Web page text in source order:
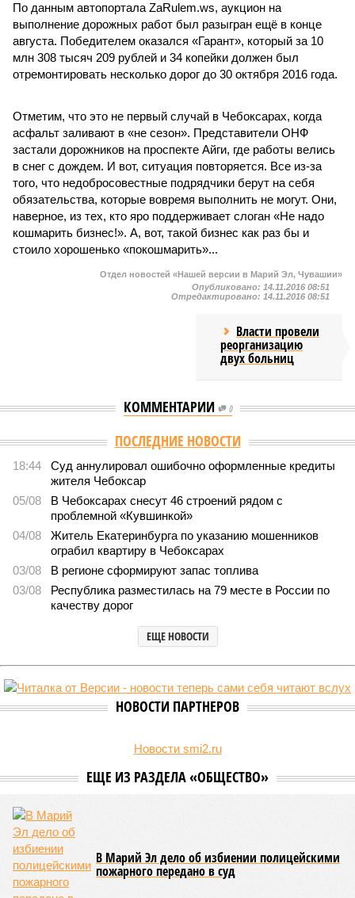
По данным автопортала ZaRulem.ws, аукцион на
выполнение дорожных работ был разыгран ещё в конце
августа. Победителем оказался «Гарант», который за 10
млн 308 тысяч 209 рублей и 34 копейки должен был
отремонтировать несколько дорог до 30 октября 2016 года.
Отметим, что это не первый случай в Чебоксарах, когда
асфальт заливают в «не сезон». Представители ОНФ
застали дорожников на проспекте Айги, где работы велись
в снег с дождем. И вот, ситуация повторяется. Все из-за
того, что недобросовестные подрядчики берут на себя
обязательства, которые вовремя выполнить не могут. Они,
наверное, из тех, кто яро поддерживает слоган «Не надо
кошмарить бизнес!». А, вот, такой бизнес как раз бы и
стоило хорошенько «покошмарить»...
Отдел новостей «Нашей версии в Марий Эл, Чувашии»
Опубликовано: 14.11.2016 08:51
Отредактировано: 14.11.2016 08:51
Власти провели
реорганизацию
двух больниц
КОММЕНТАРИИ 0
ПОСЛЕДНИЕ НОВОСТИ
18:44
Суд аннулировал ошибочно оформленные кредиты
жителя Чебоксар
05/08
В Чебоксарах снесут 46 строений рядом с
проблемной «Кувшинкой»
04/08
Житель Екатеринбурга по указанию мошенников
ограбил квартиру в Чебоксарах
03/08
В регионе сформируют запас топлива
03/08
Республика разместилась на 79 месте в России по
качеству дорог
ЕЩЕ НОВОСТИ
НОВОСТИ ПАРТНЕРОВ
Новости smi2.ru
ЕЩЕ ИЗ РАЗДЕЛА «ОБЩЕСТВО»
В Марий Эл дело об избиении полицейскими
пожарного передано в суд